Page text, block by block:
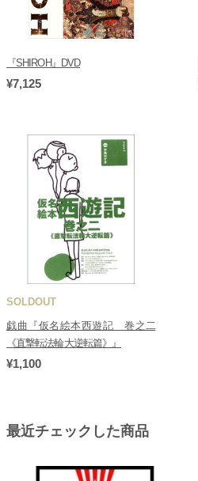
『SHIROH』DVD
¥7,125
SOLDOUT
戯曲『仮名絵本西遊記 巻之二
《直撃転法輪大逆転篇》』
¥1,100
最近チェックした商品